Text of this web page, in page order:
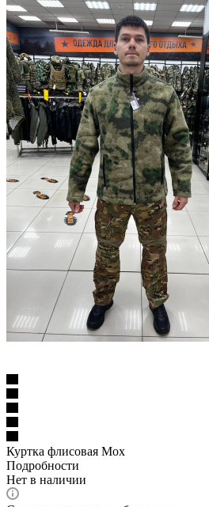
Куртка флисовая Мох
Подробности
Нет в наличии